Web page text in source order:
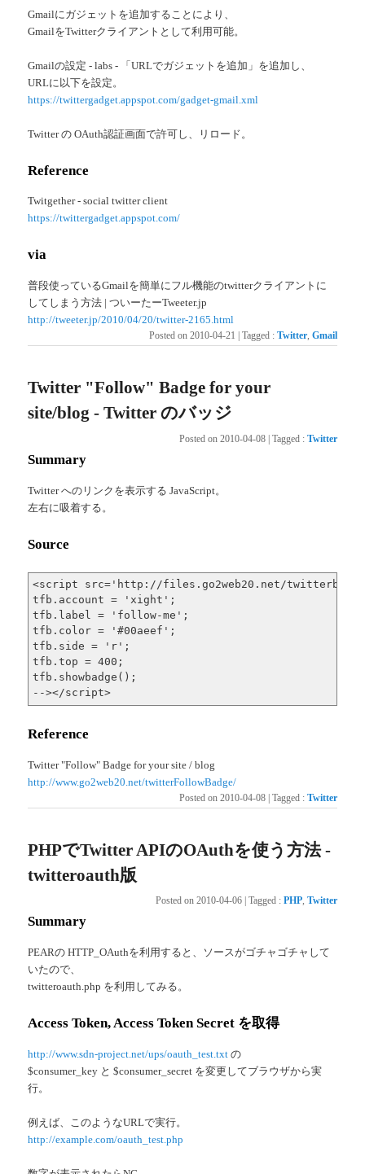
Gmailにガジェットを追加することにより、
GmailをTwitterクライアントとして利用可能。
Gmailの設定 - labs - 「URLでガジェットを追加」を追加し、
URLに以下を設定。
https://twittergadget.appspot.com/gadget-gmail.xml
Twitter の OAuth認証画面で許可し、リロード。
Reference
Twitgether - social twitter client
https://twittergadget.appspot.com/
via
普段使っているGmailを簡単にフル機能のtwitterクライアントに
してしまう方法 | ついーたーTweeter.jp
http://tweeter.jp/2010/04/20/twitter-2165.html
Posted on 2010-04-21 Tagged : Twitter, Gmail
Twitter "Follow" Badge for your
site/blog - Twitter のバッジ
Posted on 2010-04-08 | Tagged : Twitter
Summary
Twitter へのリンクを表示する JavaScript。
左右に吸着する。
Source
<script src='http://files.go2web20.net/
tfb.account = 'xight';
tfb.label = 'follow-me';
tfb.color = '#00aeef';
tfb.side = 'r';
tfb.top = 400;
tfb.showbadge();
--></script>
Reference
Twitter "Follow" Badge for your site / blog
http://www.go2web20.net/twitterFollowBadge/
Posted on 2010-04-08 | Tagged : Twitter
PHPでTwitter APIのOAuthを使う方法 -
twitteroauth版
Posted on 2010-04-06 Tagged : PHP, Twitter
Summary
PEARの HTTP_OAuthを利用すると、ソースがゴチャゴチャして
いたので、
twitteroauth.php を利用してみる。
Access Token, Access Token Secret を取得
http://www.sdn-project.net/ups/oauth_test.txt の
$consumer_key と $consumer_secret を変更してブラウザから実
行。
例えば、このようなURLで実行。
http://example.com/oauth_test.php